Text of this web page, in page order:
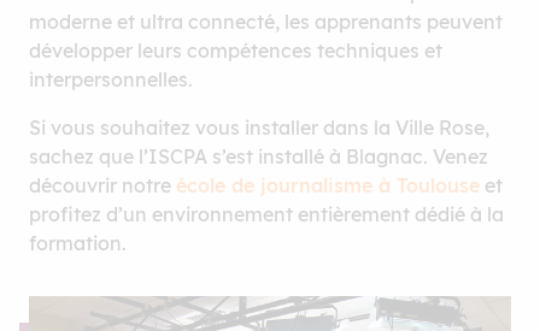
moderne et ultra connecté, les apprenants peuvent
développer leurs compétences techniques et
interpersonnelles.
Si vous souhaitez vous installer dans la Ville Rose,
sachez que l’ISCPA s’est installé à Blagnac. Venez
découvrir notre école de journalisme à Toulouse et
profitez d’un environnement entièrement dédié à la
formation.